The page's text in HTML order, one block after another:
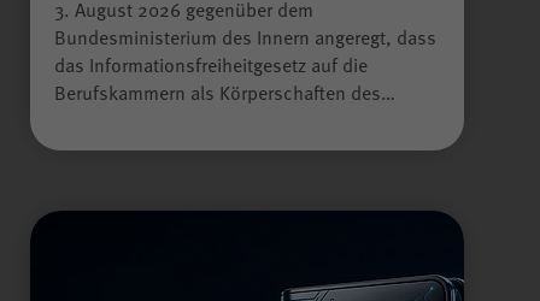
Alle Felder sind Pflichtfelder.
Absenden
3. August 2026 gegenüber dem
Bundesministerium des Innern angeregt, dass
das Informationsfreiheitgesetz auf die
Berufskammern als Körperschaften des…
Zweck
Mitgliederbereich „Meine
WPK“:
Speichern und Wiederherstellen
einer genauen Scroll-Position
auf bestimmten Seiten innerhalb